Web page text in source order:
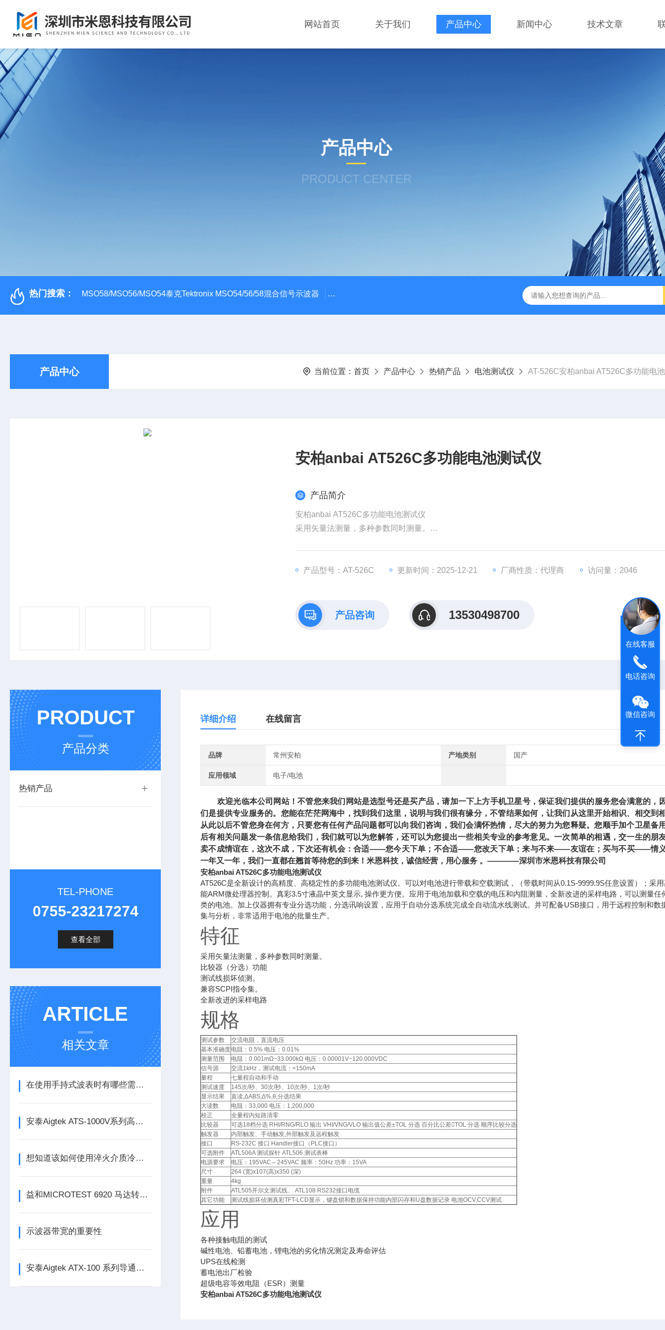
网站首页 关于我们 产品中心 新闻中心 技术文章
产品中心
PRODUCT CENTER
热门搜索： MSO58/MSO56/MSO54泰克Tektronix MSO54/56/58混合信号示波器 ME045/ME085/ME150PCB TDR特性阻抗测试仪 3380/3380P/3380D致茂Chroma 3380/
产品中心 当前位置： 首页 产品中心 热销产品 电池测试仪 AT-526C安柏anbai AT526C多功能电
安柏anbai AT526C多功能电池测试仪
产品简介
安柏anbai AT526C多功能电池测试仪
采用矢量法测量，多种参数同时测量。
兼容SCPI指令集。
产品型号：AT-526C 更新时间：2025-12-21 厂商性质：代理商 访问量：2046
产品咨询 13530498700
PRODUCT
产品分类
热销产品
TEL-PHONE
0755-23217274
查看全部
ARTICLE
相关文章
在使用手持式波表时有哪些需要注意的呢
安泰Aigtek ATS-1000V系列高精度基准电压源
想知道该如何使用淬火介质冷却特性测试仪就不要错过本篇
益和MICROTEST 6920 马达转子测试系统
示波器带宽的重要性
安泰Aigtek ATX-100 系列导通线束测试仪
详细介绍 在线留言
品牌 常州安柏 产地类别 国产
应用领域 电子/电池
欢迎光临本公司网站！不管您来我们网站是选型号还是买产品，请加一下上方手机卫星号，保证我们提供的服务您会满意的，
们是提供专业服务的。您能在茫茫网海中，找到我们这里，说明与我们很有缘分，不管结果如何，让我们从这里开始相识、相交到
从此以后不管您身在何方，只要您有任何产品问题都可以向我们咨询，我们会满怀热情，尽大的努力为您释疑。您顺手加个卫星备
后有相关问题发一条信息给我们，我们就可以为您解答，还可以为您提出一些相关专业的参考意见。一次简单的相遇，交一生的朋
卖不成情谊在，这次不成，下次还有机会：合适——您今天下单；不合适——您改天下单；来与不来——友谊在；买与不买——情
一年又一年，我们一直都在翘首等待您的到来！米恩科技，诚信经营，用心服务 。————深圳市米恩科技有限公司
安柏anbai AT526C多功能电池测试仪
AT526C是全新设计的高精度、高稳定性的多功能电池测试仪。可以对电池进行带载和空载测试，（带载时间从0.1S-9999.9S任意设置）；采
能ARM微处理器控制。真彩3.5寸液晶中英文显示, 操作更方便。应用于电池加载和空载的电压和内阻测量，全新改进的采样电路，可以测量任
类的电池。加上仪器拥有专业分选功能，分选讯响设置，应用于自动分选系统完成全自动流水线测试。并可配备USB接口，用于远程控制和数
集与分析，非常适用于电池的批量生产。
特征
采用矢量法测量，多种参数同时测量。
比较器（分选）功能
测试线损坏侦测。
兼容SCPI指令集。
全新改进的采样电路
规格
测试参数
交流电阻，直流电压
基本准确度电阻：0.5% 电压：0.01%
测量范围
电阻：0.001mΩ~33.000kΩ 电压：0.00001V~120.000VDC
信号源
交流1kHz，测试电流：<150mA
量程
七量程自动和手动
测试速度
145次/秒、30次/秒、10次/秒、1次/秒
显示结果
直读,ΔABS,Δ%,θ,分选结果
大读数
电阻：33,000 电压：1,200,000
校正
全量程内短路清零
比较器
可选18档分选 RHI/RNG/RLO 输出 VHI/VNG/VLO 输出值公差±TOL 分选 百分比公差TOL 分选 顺序比较分选
触发器
内部触发、手动触发,外部触发及远程触发
接口
RS-232C 接口 Handler接口（PLC接口）
可选附件
ATL506A 测试探针 ATL506 测试表棒
电源要求
电压：195VAC～245VAC 频率：50Hz 功率：15VA
尺寸
264 (宽)x107(高)x350 (深)
重量
4kg
附件
ATL505开尔文测试线、 ATL108 RS232接口电缆
其它功能
测试线损坏侦测真彩TFT-LCD显示，键盘锁和数据保持功能内部闪存和U盘数据记录 电池OCV,CCV测试
应用
各种接触电阻的测试
碱性电池、铅蓄电池，锂电池的劣化情况测定及寿命评估
UPS在线检测
蓄电池出厂检验
超级电容等效电阻（ESR）测量
安柏anbai AT526C多功能电池测试仪
在线客服
电话咨询
微信咨询